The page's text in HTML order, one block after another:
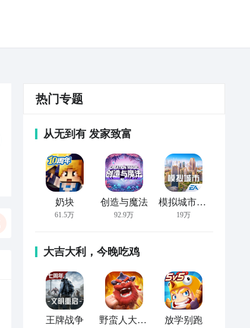
热门专题
从无到有 发家致富
奶块
61.5万
创造与魔法
92.9万
模拟城市：我是市长
19万
大吉大利，今晚吃鸡
王牌战争 野蛮人大作战 放学别跑